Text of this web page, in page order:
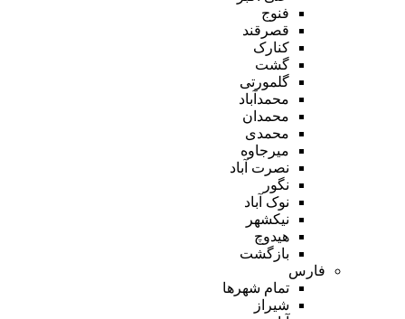
فنوج
قصرقند
کنارک
گشت
گلمورتی
محمدآباد
محمدان
محمدی
میرجاوه
نصرت آباد
نگور
نوک آباد
نیکشهر
هیدوچ
بازگشت
فارس
تمام شهر‌ها
شیراز